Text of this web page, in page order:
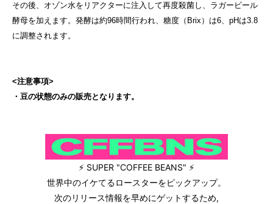
その後、オゾン水をリアクターに注入して再度殺菌し、ラガービール
酵母を加えます。発酵は約96時間行われ、糖度（Brix）は6、pHは3.8
<注意事項>
・豆の状態のみの販売となります。
⚡ SUPER "COFFEE BEANS" ⚡
世界中のイケてるロースターをピックアップ。
次のリリース情報を早めにゲットするため,